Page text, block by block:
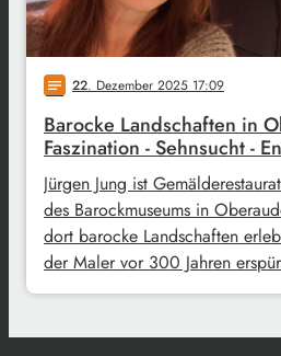
notes 22. Dezember 2025 17:09
Barocke Landschaften in
Faszination - Sehnsucht -
Jürgen Jung ist
des Barockmuseums in
dort barocke Landschaften
der Maler vor 300 Jahren